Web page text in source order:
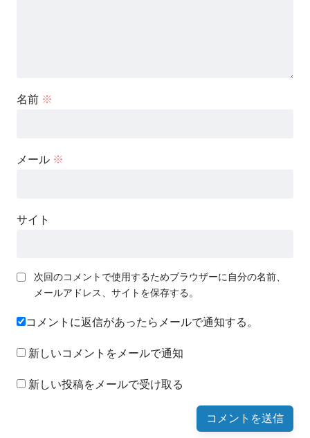
名前 ※
メール ※
サイト
次回のコメントで使用するためブラウザーに自分の名前、
メールアドレス、サイトを保存する。
コメントに返信があったらメールで通知する。
新しいコメントをメールで通知
新しい投稿をメールで受け取る